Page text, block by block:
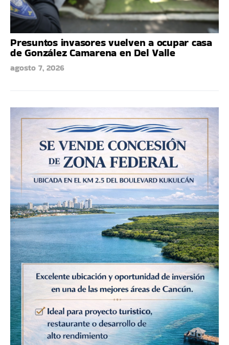
Presuntos invasores vuelven a ocupar casa
de González Camarena en Del Valle
agosto 7, 2026